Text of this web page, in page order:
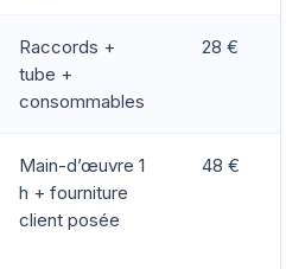
Raccords +
tube +
consommables
28 €
Main-d’œuvre 1
h + fourniture
client posée
48 €